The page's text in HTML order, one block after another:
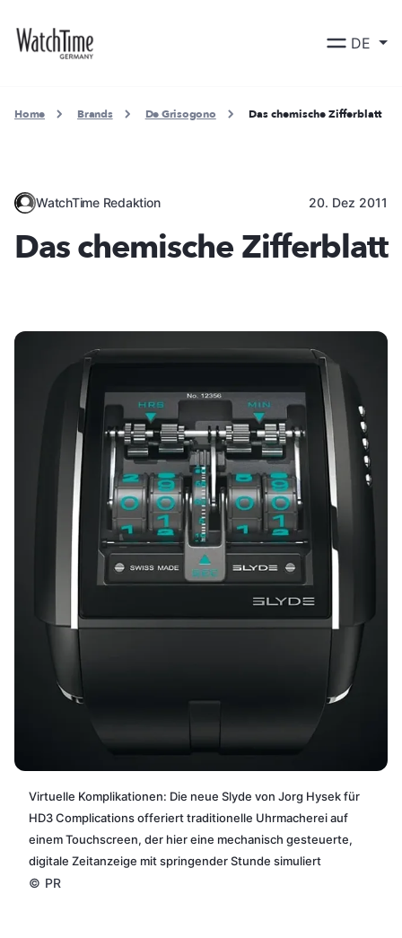
DE
Home Brands De Grisogono Das chemische Zifferblatt
WatchTime Redaktion 20. Dez 2011
Das chemische Zifferblatt
Virtuelle Komplikationen: Die neue Slyde von Jorg Hysek für
HD3 Complications offeriert traditionelle Uhrmacherei auf
einem Touchscreen, der hier eine mechanisch gesteuerte,
digitale Zeitanzeige mit springender Stunde simuliert
© PR